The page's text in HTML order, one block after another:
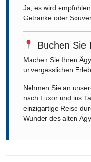
Ja, es wird
Getränke oder
Buchen Sie
Machen Sie Ihren
unvergesslichen
Nehmen Sie an
nach Luxor und ins
einzigartige Reise
Wunder des alten